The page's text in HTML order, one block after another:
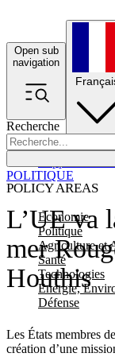
Open sub
navigation
Recherche
POLICY AREAS
Economie
Politique
Agriculture et
Santé
Technologies
Energie,
Défense
L’UE va
mer
Houthis
Les États membres
création d’une
POLITIQUE